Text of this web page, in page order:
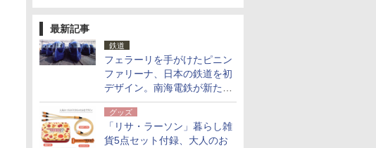
最新記事
鉄道
フェラーリを手がけたピニン
ファリーナ、日本の鉄道を初
デザイン。南海電鉄が新たな
「空港特急」をなにわ筋線へ
導入
グッズ
「リサ・ラーソン」暮らし雑
貨5点セット付録、大人のお